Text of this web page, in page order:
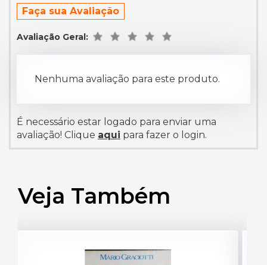
Faça sua Avaliação
Avaliação Geral:
Nenhuma avaliação para este produto.
É necessário estar logado para enviar uma
avaliação! Clique aqui para fazer o login.
Veja Também